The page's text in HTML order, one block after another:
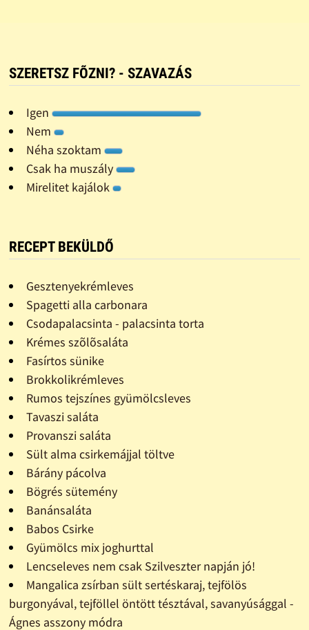
SZERETSZ FÕZNI? - SZAVAZÁS
Igen
Nem
Néha szoktam
Csak ha muszály
Mirelitet kajálok
RECEPT BEKÜLDŐ
Gesztenyekrémleves
Spagetti alla carbonara
Csodapalacsinta - palacsinta torta
Krémes szõlõsaláta
Fasírtos sünike
Brokkolikrémleves
Rumos tejszínes gyümölcsleves
Tavaszi saláta
Provanszi saláta
Sült alma csirkemájjal töltve
Bárány pácolva
Bögrés sütemény
Banánsaláta
Babos Csirke
Gyümölcs mix joghurttal
Lencseleves nem csak Szilveszter napján jó!
Mangalica zsírban sült sertéskaraj, tejfölös
burgonyával, tejföllel öntött tésztával, savanyúsággal -
Ágnes asszony módra